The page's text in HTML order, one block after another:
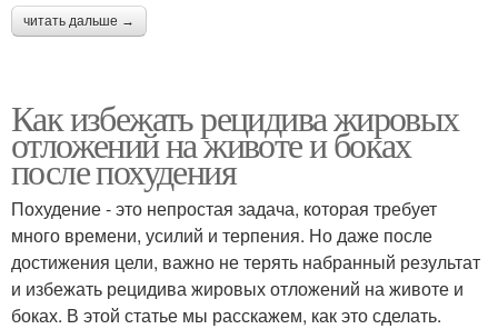
читать дальше →
Как избежать рецидива жировых
отложений на животе и боках
после похудения
Похудение - это непростая задача, которая требует
много времени, усилий и терпения. Но даже после
достижения цели, важно не терять набранный результат
и избежать рецидива жировых отложений на животе и
боках. В этой статье мы расскажем, как это сделать.